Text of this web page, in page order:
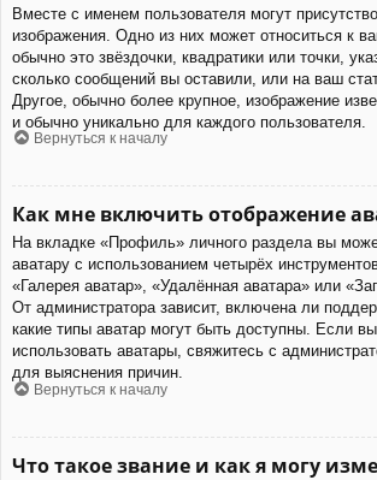
Вместе с именем пользователя могут
изображения. Одно из них может относиться к
обычно это звёздочки, квадратики или точки,
сколько сообщений вы оставили, или на ваш
Другое, обычно более крупное, изображение
и обычно уникально для каждого пользователя.
Вернуться к началу
Как мне включить отображение
На вкладке «Профиль» личного раздела вы
аватару с использованием четырёх
«Галерея аватар», «Удалённая аватара» или
От администратора зависит, включена ли
какие типы аватар могут быть доступны. Если
использовать аватары, свяжитесь с
для выяснения причин.
Вернуться к началу
Что такое звание и как я могу